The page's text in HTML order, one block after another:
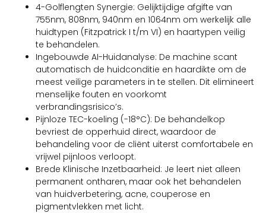
4-Golflengten Synergie: Gelijktijdige afgifte van
755nm, 808nm, 940nm en 1064nm om werkelijk alle
huidtypen (Fitzpatrick I t/m VI) en haartypen veilig
te behandelen.
Ingebouwde AI-Huidanalyse: De machine scant
automatisch de huidconditie en haardikte om de
meest veilige parameters in te stellen. Dit elimineert
menselijke fouten en voorkomt
verbrandingsrisico’s.
Pijnloze TEC-koeling (-18°C): De behandelkop
bevriest de opperhuid direct, waardoor de
behandeling voor de cliënt uiterst comfortabele en
vrijwel pijnloos verloopt.
Brede Klinische Inzetbaarheid: Je leert niet alleen
permanent ontharen, maar ook het behandelen
van huidverbetering, acne, couperose en
pigmentvlekken met licht.